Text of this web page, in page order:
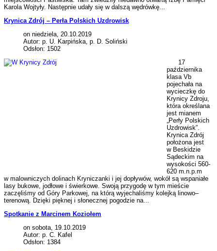
Karola Wojtyły. Następnie udały się w dalszą wędrówkę...
Krynica Zdrój – Perła Polskich Uzdrowisk
on niedziela, 20.10.2019
Autor: p. U. Karpińska, p. D. Soliński
Odsłon: 1502
17
października
klasa Vb
pojechała na
wycieczkę do
Krynicy Zdroju,
która określana
jest mianem
„Perły Polskich
Uzdrowisk”.
Krynica Zdrój
położona jest
w Beskidzie
Sądeckim na
wysokości 560-
620 m.n.p.m
w malowniczych dolinach Kryniczanki i jej dopływów, wokół są wspaniałe
lasy bukowe, jodłowe i świerkowe. Swoją przygodę w tym mieście
zaczęliśmy od Góry Parkowej, na którą wyjechaliśmy kolejką linowo–
terenową. Dzięki pięknej i słonecznej pogodzie na...
Spotkanie z Marcinem Koziołem
on sobota, 19.10.2019
Autor: p. C. Kafel
Odsłon: 1384